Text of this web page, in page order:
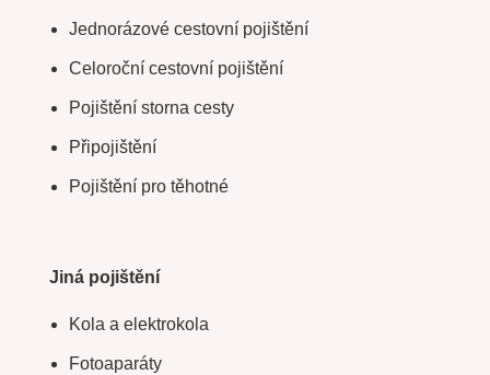
Jednorázové cestovní pojištění
Celoroční cestovní pojištění
Pojištění storna cesty
Připojištění
Pojištění pro těhotné
Jiná pojištění
Kola a elektrokola
Fotoaparáty